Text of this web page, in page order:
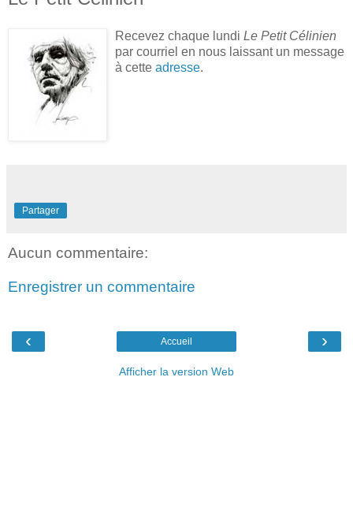
Recevez chaque lundi Le Petit Célinien
par courriel en nous laissant un message
à cette adresse.
Partager
Aucun commentaire:
Enregistrer un commentaire
‹ ›
Accueil
Afficher la version Web